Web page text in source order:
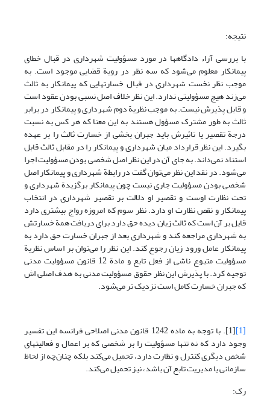
نتیجه:
با بررسی آراء دادگاهها در مورد مسؤولیت شهرداری در قبال خطای
پیمانکار معلوم می‌شود که سه نظر در رویة قضایی موجود است. به
موجب نظر نخست شهرداری در قبال خسارتهایی که پیمانکار به ثالث
می‌زند هیچ مسؤولیتی ندارد. این نظر خلاف اصل نسبی بودن عقود است
و قابل پذیرش نیست. به موجب نظریة دوم شهرداری و پیمانکار در برابر
ثالث به طور مشترک مسؤول هستند به این معنا که هر کس به نسبت
درجة تقصیر یا تاثیرش باید جبران بخشی از خسارت ثالث را بر عهده
بگیرد. این نظر قرارداد میان شهرداری و پیمانکار را در مقابل ثالث قابل
استناد نمی‌داند. به جای آن در این نظر اصل شخصی بودن مسؤولیت اجرا
می‌شود. در نقد این نظر می‌توان گفت در رابطة شهرداری و پیمانکار اصل
شخصی بودن مسؤولیت جاری نیست چون پیمانکار برگزیدة شهرداری و
تحت نظارت اوست و تقصیر او دلالت بر تقصیر شهرداری در انتخاب
پیمانکار و نقص نظارت او دارد. نظر سوم که امروزه رواج بیشتری دارد
قایل بر آن است که ثالث زیان دیده حق دارد برای دریافت همة خسارتش
به شهرداری مراجعه کند و شهرداری بعد از جبران خسارت حق دارد به
پیمانکار عامل ورود زیان رجوع کند. این نظر را می‌توان بر اساس نظریة
مسؤولیت متبوع ناشی از فعل تابع و مادة 12 قانون مسؤولیت مدنی
توجیه کرد. با پذیرش این نظر حقوق مسؤولیت مدنی به هدف اصلی اش
که جبران خسارت کامل است نزدیک تر می‌شود.
[1] [1]. با توجه به ماده 1242 قانون مدنی اصلاحی فرانسه این تفسیر
وجود دارد که نه تنها مسؤولیت را بر شخصی که بر اعمال و فعالیتهای
شخص دیگری کنترل و نظارت دارد، تحمیل می‌کند بلکه چنان‌چه از لحاظ
سازمانی یا مدیریت تابع آن باشد، نیز تحمیل می‌کند.
رک: